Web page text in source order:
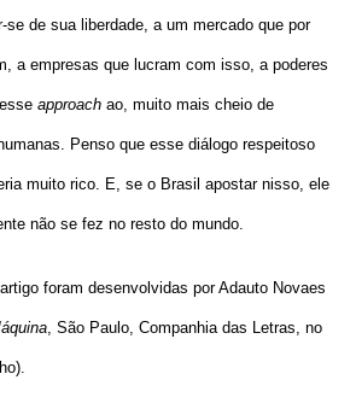
se de sua liberdade, a um mercado que por
a empresas que lucram com isso, a poderes
approach ao, muito mais cheio de
Penso que esse diálogo respeitoso
muito rico. E, se o Brasil apostar nisso, ele
não se fez no resto do mundo.
foram desenvolvidas por Adauto Novaes
, São Paulo, Companhia das Letras, no